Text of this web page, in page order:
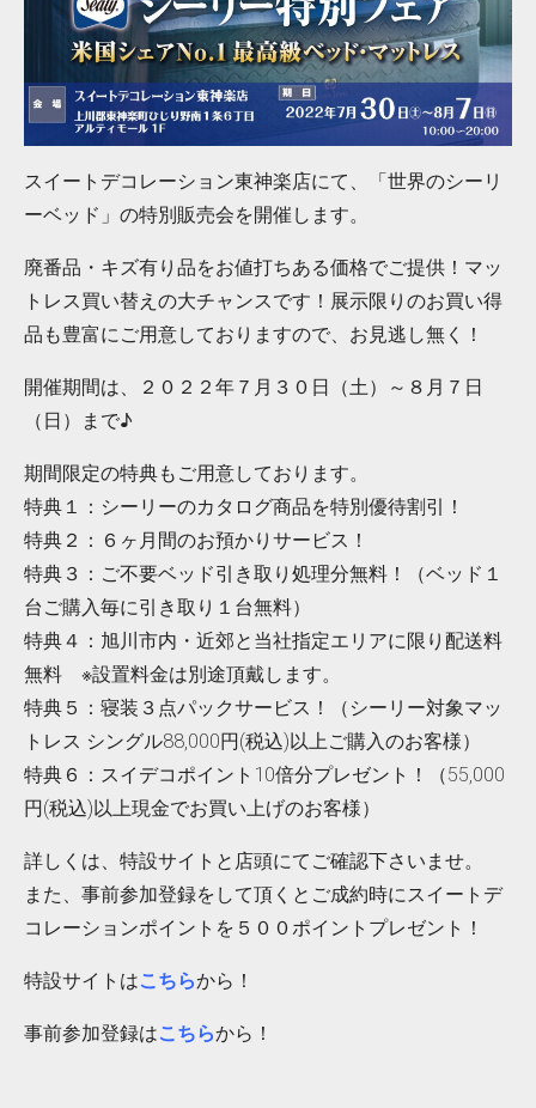
スイートデコレーション東神楽店にて、「世界のシーリ
ーベッド」の特別販売会を開催します。
廃番品・キズ有り品をお値打ちある価格でご提供！マッ
トレス買い替えの大チャンスです！展示限りのお買い得
品も豊富にご用意しておりますので、お見逃し無く！
開催期間は、２０２２年７月３０日（土）～８月７日
（日）まで♪
期間限定の特典もご用意しております。
特典１：シーリーのカタログ商品を特別優待割引！
特典２：６ヶ月間のお預かりサービス！
特典３：ご不要ベッド引き取り処理分無料！（ベッド１
台ご購入毎に引き取り１台無料）
特典４：旭川市内・近郊と当社指定エリアに限り配送料
無料 ※設置料金は別途頂戴します。
特典５：寝装３点パックサービス！（シーリー対象マッ
トレス シングル88,000円(税込)以上ご購入のお客様）
特典６：スイデコポイント10倍分プレゼント！（55,000
円(税込)以上現金でお買い上げのお客様）
詳しくは、特設サイトと店頭にてご確認下さいませ。
また、事前参加登録をして頂くとご成約時にスイートデ
コレーションポイントを５００ポイントプレゼント！
特設サイトはこちらから！
事前参加登録はこちらから！